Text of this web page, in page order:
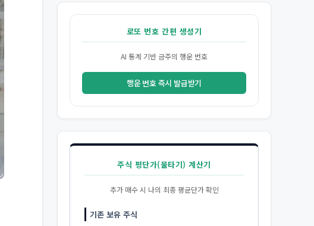
로또 번호 간편 생성기
AI 통계 기반 금주의 행운 번호
행운 번호 즉시 발급받기
주식 평단가(물타기) 계산기
추가 매수 시 나의 최종 평균단가 확인
기존 보유 주식